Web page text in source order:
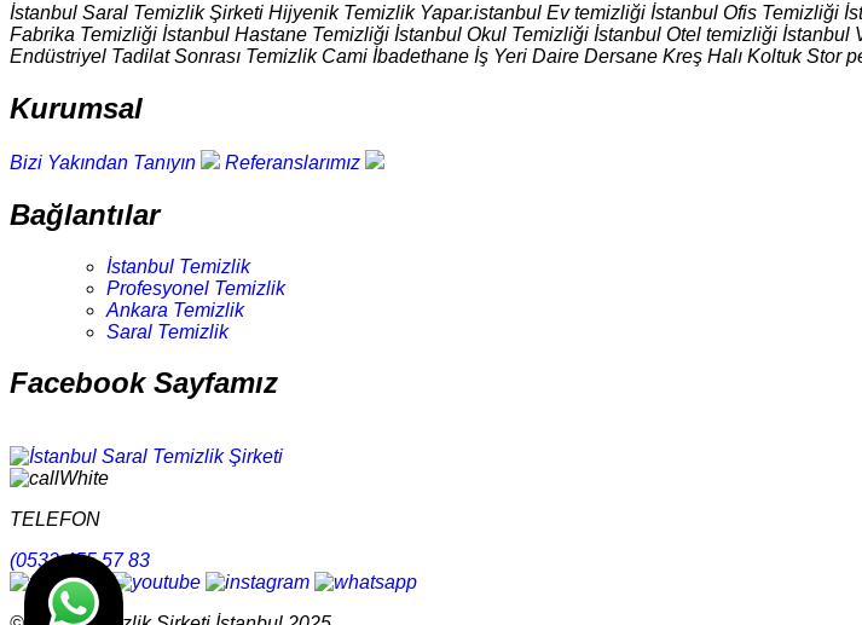
İstanbul Saral Temizlik Şirketi Hijyenik Temizlik Yapar.istanbul Ev temizliği İstanbul Ofis Temizliği
Fabrika Temizliği İstanbul Hastane Temizliği İstanbul Okul Temizliği İstanbul Otel temizliği
Endüstriyel Tadilat Sonrası Temizlik Cami İbadethane İş Yeri Daire Dersane Kreş Halı Koltuk Stor
Kurumsal
Bizi Yakından Tanıyın Referanslarımız
Bağlantılar
İstanbul Temizlik
Profesyonel Temizlik
Ankara Temizlik
Saral Temizlik
Facebook Sayfamız
TELEFON
(0532 455 57 83